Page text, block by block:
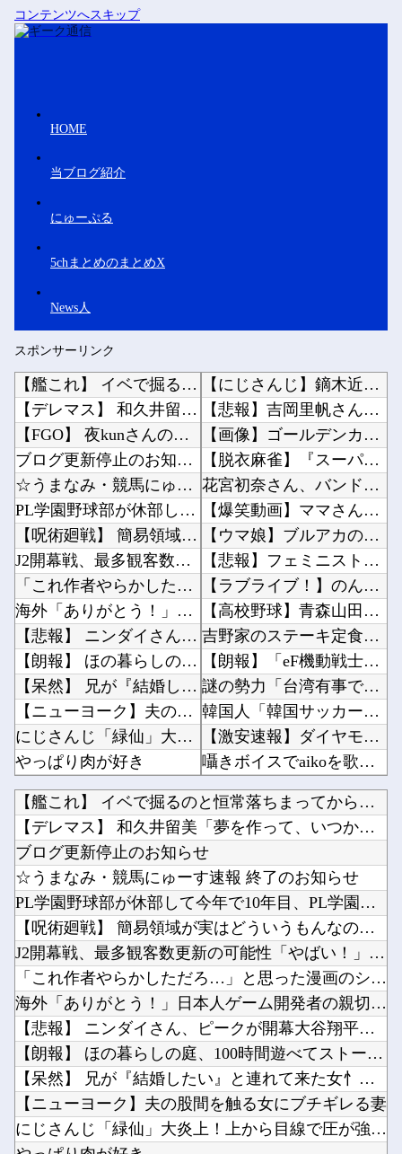
コンテンツへスキップ
HOME
当ブログ紹介
にゅーぷる
5chまとめのまとめX
News人
スポンサーリンク
【艦これ】 イベで掘るのと恒常落ちまってから掘るのどっちが楽なん？
【デレマス】 和久井留美「夢を作って、いつか遊んで」
【FGO】 夜kunさんのモルガンイラスト！！ 蝶の羽好きです！
ブログ更新停止のお知らせ
☆うまなみ・競馬にゅーす速報 終了のお知らせ
PL学園野球部が休部して今年で10年目、PL学園の全生徒数は35人
【呪術廻戦】 簡易領域が実はどういうもんなのか分かってないんだが
J2開幕戦、最多観客数更新の可能性「やばい！」 チケット6万超えが発券「見間違いじゃない？...
「これ作者やらかしただろ…」と思った漫画のシーン挙げてけｗｗｗ
海外「ありがとう！」日本人ゲーム開発者の親切にあのチェコの英雄も超感動
【悲報】 ニンダイさん、ピークが開幕大谷翔平のがっかりダイレクトだったと言われてしまう
【朗報】 ほの暮らしの庭、100時間遊べてストーリーも面白いスタバレの上位互換だとまじで好...
【呆然】 兄が『結婚したい』と連れて来た女忄生がアレルギー持ちだった。両親は難色を示したが...
【ニューヨーク】夫の股間を触る女にブチギレる妻
にじさんじ「緑仙」大炎上！上から目線で圧が強い返信「もうすでに歌ってる」埋もれてる曲を救い...
やっぱり肉が好き
今iPhone 17 Pro Max買うってあり？
【櫻坂46】 あの幸阪茉里乃がこの様子ってことは...
中国「台風接近！」台風13号「三峡直撃予測」中国「上流大洪水！（三峡上流」中国都市「8/5...
Powered by livedoor 相互RSS
【にじさんじ】鏑木近日中に入院予定、その前準備に血を大量に取られる他
【悲報】吉岡里帆さん、アドリブで相手役俳優の手を取りお胸に押し当てる（※画像あり）他
【画像】ゴールデンカムイを勢いで読んでても「何こいつ…」ってなるシーンｗｗｗｗ他
【脱衣麻雀】『スーパーリアル麻雀 Venus Returns』8月27日に発売決定！他
花宮初奈さん、バンドリで早くも大人気ｗｗｗｗ他
【爆笑動画】ママさん「新しい洗濯機買って1発目に回したらコレw」←こwれwはw w w w...
【ウマ娘】ブルアカの新仕様ガチャの何が恐ろしいかを最近のウマ娘ガチャに例えると…地獄だな？...
【悲報】フェミニスト「野球場の売り子は男がやれ！いつまで女性を奴隷扱いする気だ」他
【ラブライブ！】のん「（小さい頃に乗れなかったので）自転車補助輪なしで乗ったことない」さく...
【高校野球】青森山田のユニフォームが話題沸騰！称賛続々 「涼しそう」「熱中症対策では？」「...
吉野家のステーキ定食1500円他
【朗報】「eF機動戦士ガンダムSEEDクライマックス」導入記念、このホール打ちたいキャンペ...
謎の勢力「台湾有事で日本も戦争状態になる」←いや、なんでそうなるん？他
韓国人「韓国サッカー協会の審判買収、遂に海外でも話題に…」→「2002年の栄光まで疑われる...
【激安速報】ダイヤモンドの功罪、リアル、ひゃくえむ。などがKindleで実質半額に！ついに...
囁きボイスでaikoを歌う遠藤さくらちゃんが可愛すぎる！！！【乃木坂46】他
中国とロシア海軍艦艇4隻が日本列島を一周…防衛省が全航路を公開！他
【悲報】ヤニねこ、BPOで問題視される他
【日向坂46】今回はお手頃価格？日向坂46とBEAMSのコラボが決定！！他
ゲームコントローラー地味に高くなる他
世界、気付き始める「Windowsクソすぎ、Linuxで十分じゃね？」デスクトップ向けLi...
【悲報】週間少年ジャンプのグッズ(43億円分)を注文し全てキャンセルした女逮捕ｗｗｗｗｗｗ...
【にじホロ】8月22日19時から、史上初 ”推しトークバラエティ” 番組 ◤選抜！推しナイ...
【朗報】Amazon、汗が飛び散る灼熱の「マンガ毎週末セール（50%還元）」を開催！他
Powered by livedoor 相互RSS
【艦これ】 イベで掘るのと恒常落ちまってから掘るのどっちが楽...
【デレマス】 和久井留美「夢を作って、いつか遊んで」
ブログ更新停止のお知らせ
☆うまなみ・競馬にゅーす速報 終了のお知らせ
PL学園野球部が休部して今年で10年目、PL学園の全生徒数は...
【呪術廻戦】 簡易領域が実はどういうもんなのか分かってないん...
J2開幕戦、最多観客数更新の可能性「やばい！」 チケット6万...
「これ作者やらかしただろ…」と思った漫画のシーン挙げてけｗｗ...
海外「ありがとう！」日本人ゲーム開発者の親切にあのチェコの英...
【悲報】 ニンダイさん、ピークが開幕大谷翔平のがっかりダイレ...
【朗報】 ほの暮らしの庭、100時間遊べてストーリーも面白い...
【呆然】 兄が『結婚したい』と連れて来た女忄生がアレルギー持...
【ニューヨーク】夫の股間を触る女にブチギレる妻
にじさんじ「緑仙」大炎上！上から目線で圧が強い返信「もうすで...